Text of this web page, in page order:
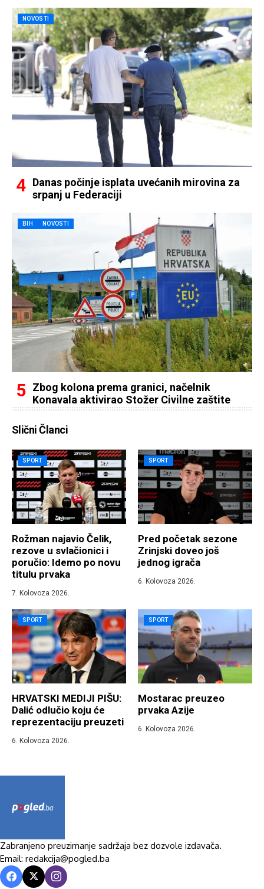
NOVOSTI
Danas počinje isplata uvećanih mirovina za
srpanj u Federaciji
BIH NOVOSTI
Zbog kolona prema granici, načelnik
Konavala aktivirao Stožer Civilne zaštite
Slični Članci
SPORT
Rožman najavio Čelik,
rezove u svlačionici i
poručio: Idemo po novu
titulu prvaka
7. Kolovoza 2026.
SPORT
Pred početak sezone
Zrinjski doveo još
jednog igrača
6. Kolovoza 2026.
SPORT
HRVATSKI MEDIJI PIŠU:
Dalić odlučio koju će
reprezentaciju preuzeti
6. Kolovoza 2026.
SPORT
Mostarac preuzeo
prvaka Azije
6. Kolovoza 2026.
Zabranjeno preuzimanje sadržaja bez dozvole izdavača.
Email: redakcija@pogled.ba